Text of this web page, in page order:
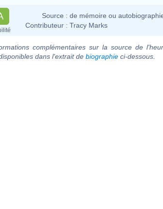
Source : de mémoire ou
Contributeur : Tracy Marks
complémentaires sur la source de
dans l'extrait de biographie ci-dessous.